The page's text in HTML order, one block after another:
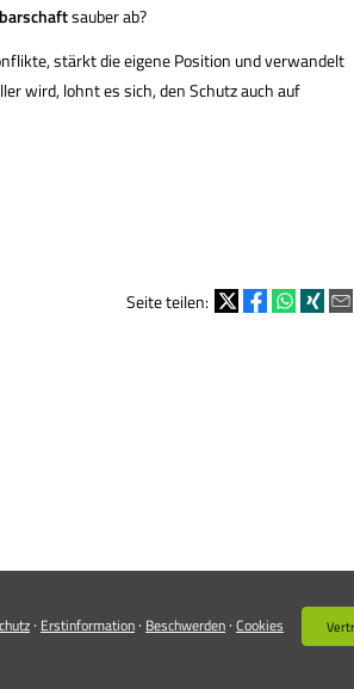
sauber ab?
stärkt die eigene Position und verwandelt
wird, lohnt es sich, den Schutz auch auf
Seite teilen:
· Erstinformation · Beschwerden · Cookies